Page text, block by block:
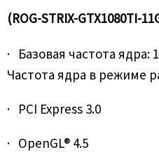
(ROG-STRIX-GTX1080TI-
· Базовая частота ядра:
Частота ядра в режиме
· PCI Express 3.0
· OpenGL® 4.5